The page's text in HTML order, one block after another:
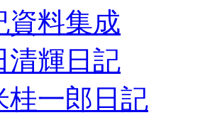
資料集成
清輝日記
桂一郎日記